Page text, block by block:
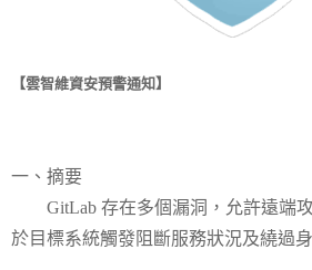
【雲智維資安預警通知】
一、摘要
GitLab 存在多個漏洞，允許遠端攻
於目標系統觸發阻斷服務狀況及繞過